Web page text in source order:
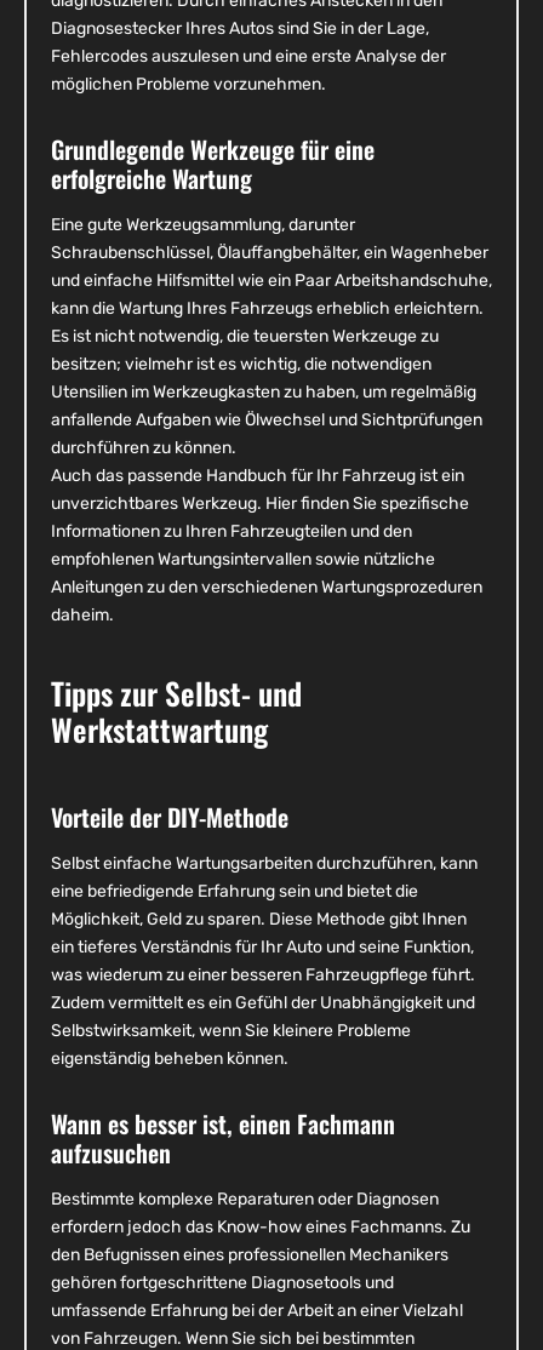
Diagnosestecker Ihres Autos sind Sie in der Lage,
Fehlercodes auszulesen und eine erste Analyse der
möglichen Probleme vorzunehmen.
Grundlegende Werkzeuge für eine
erfolgreiche Wartung
Eine gute Werkzeugsammlung, darunter
Schraubenschlüssel, Ölauffangbehälter, ein Wagenheber
und einfache Hilfsmittel wie ein Paar Arbeitshandschuhe,
kann die Wartung Ihres Fahrzeugs erheblich erleichtern.
Es ist nicht notwendig, die teuersten Werkzeuge zu
besitzen; vielmehr ist es wichtig, die notwendigen
Utensilien im Werkzeugkasten zu haben, um regelmäßig
anfallende Aufgaben wie Ölwechsel und Sichtprüfungen
durchführen zu können.
Auch das passende Handbuch für Ihr Fahrzeug ist ein
unverzichtbares Werkzeug. Hier finden Sie spezifische
Informationen zu Ihren Fahrzeugteilen und den
empfohlenen Wartungsintervallen sowie nützliche
Anleitungen zu den verschiedenen Wartungsprozeduren
daheim.
Tipps zur Selbst- und
Werkstattwartung
Vorteile der DIY-Methode
Selbst einfache Wartungsarbeiten durchzuführen, kann
eine befriedigende Erfahrung sein und bietet die
Möglichkeit, Geld zu sparen. Diese Methode gibt Ihnen
ein tieferes Verständnis für Ihr Auto und seine Funktion,
was wiederum zu einer besseren Fahrzeugpflege führt.
Zudem vermittelt es ein Gefühl der Unabhängigkeit und
Selbstwirksamkeit, wenn Sie kleinere Probleme
eigenständig beheben können.
Wann es besser ist, einen Fachmann
aufzusuchen
Bestimmte komplexe Reparaturen oder Diagnosen
erfordern jedoch das Know-how eines Fachmanns. Zu
den Befugnissen eines professionellen Mechanikers
gehören fortgeschrittene Diagnosetools und
umfassende Erfahrung bei der Arbeit an einer Vielzahl
von Fahrzeugen. Wenn Sie sich bei bestimmten